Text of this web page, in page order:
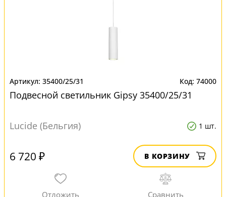
35400/25/31 74000
Подвесной светильник Gipsy 35400/25/31
Lucide (Бельгия) 1 шт.
6 720 ₽ В КОРЗИНУ